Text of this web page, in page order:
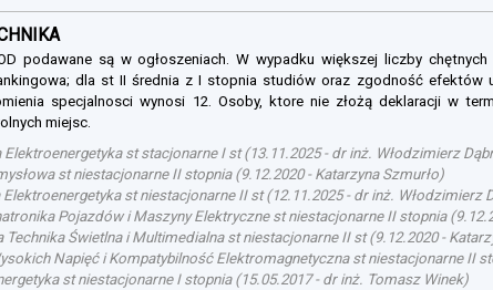
podawane są w ogłoszeniach. W wypadku większej liczby
dla st II średnia z I stopnia studiów oraz zgodność efektów
specjalnosci wynosi 12. Osoby, ktore nie złożą deklaracji w
miejsc.
Elektroenergetyka st stacjonarne I st(13.11.2025- dr inż. Włodzimierz
st niestacjonarne II stopnia(9.12.2020- Katarzyna Szmurło)
Elektroenergetyka st niestacjonarne II st(12.11.2025- dr inż. Włodzimierz
Pojazdów i Maszyny Elektryczne st niestacjonarne II stopnia(
Technika Świetlna i Multimedialna st niestacjonarne II st(9.12.2020-
Napięć i Kompatybilność Elektromagnetyczna st niestacjonarne II
st niestacjonarne I stopnia(15.05.2017- dr inż. Tomasz Winek)